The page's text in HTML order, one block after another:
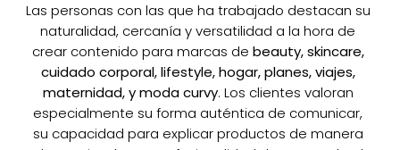
Las personas con las que ha trabajado destacan su
naturalidad, cercanía y versatilidad a la hora de
crear contenido para marcas de beauty, skincare,
cuidado corporal, lifestyle, hogar, planes, viajes,
maternidad, y moda curvy. Los clientes valoran
especialmente su forma auténtica de comunicar,
su capacidad para explicar productos de manera